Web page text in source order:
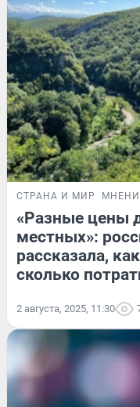
СТРАНА И МИР
«Разные цены
местных»:
рассказала,
сколько
2 августа, 2025, 11:30